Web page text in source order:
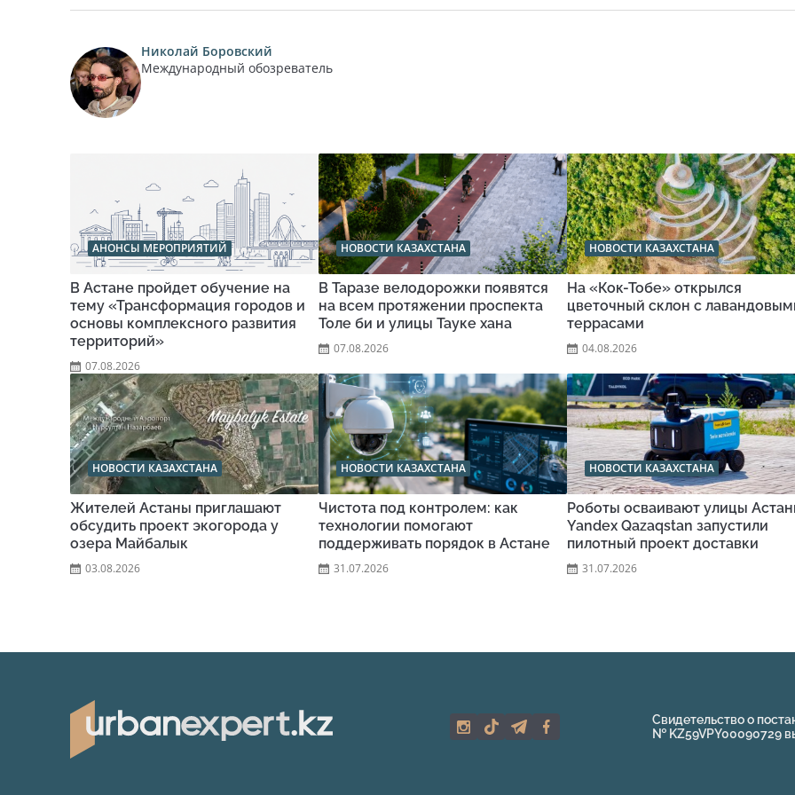
Николай Боровский
Международный обозреватель
АНОНСЫ МЕРОПРИЯТИЙ
В Астане пройдет обучение на
тему «Трансформация городов и
основы комплексного развития
территорий»
07.08.2026
НОВОСТИ КАЗАХСТАНА
В Таразе велодорожки появятся
на всем протяжении проспекта
Толе би и улицы Тауке хана
07.08.2026
НОВОСТИ КАЗАХСТАНА
На «Кок-Тобе» открылся
цветочный склон с
террасами
04.08.2026
НОВОСТИ КАЗАХСТАНА
Жителей Астаны приглашают
обсудить проект экогорода у
озера Майбалык
03.08.2026
НОВОСТИ КАЗАХСТАНА
Чистота под контролем: как
технологии помогают
поддерживать порядок в Астане
31.07.2026
НОВОСТИ КАЗАХСТАНА
Роботы осваивают улицы
Yandex Qazaqstan запустили
пилотный проект доставки
31.07.2026
Свидетельство о
№ KZ59VPY00090729